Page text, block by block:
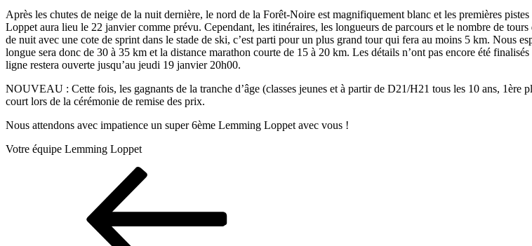
Après les chutes de neige de la nuit dernière, le nord de la Forêt-Noire est magnifiquement blanc et les premières
Loppet aura lieu le 22 janvier comme prévu. Cependant, les itinéraires, les longueurs de parcours et le nombre de
de nuit avec une cote de sprint dans le stade de ski, c’est parti pour un plus grand tour qui fera au moins 5 km. Nous
longue sera donc de 30 à 35 km et la distance marathon courte de 15 à 20 km. Les détails n’ont pas encore été
ligne restera ouverte jusqu’au jeudi 19 janvier 20h00.
NOUVEAU : Cette fois, les gagnants de la tranche d’âge (classes jeunes et à partir de D21/H21 tous les 10 ans,
court lors de la cérémonie de remise des prix.
Nous attendons avec impatience un super 6ème Lemming Loppet avec vous !
Votre équipe Lemming Loppet